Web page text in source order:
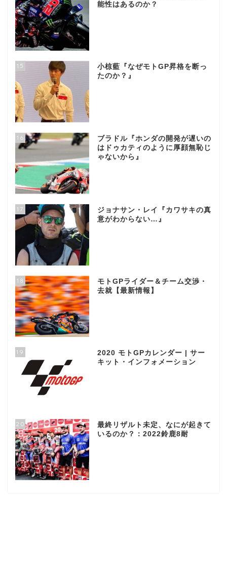
能性はあるのか？
15
小椋藍『なぜモトGP昇格を断っ
たのか？』
16
ブラドル『ホンダの開発が遅いの
はドゥカティのように厚顔無恥じ
ゃないから』
17
ジョナサン・レイ『カワサキの真
意がわからない…』
18
モトGPライダー＆チーム交渉・
去就【最新情報】
19
2020 モトGPカレンダー | サー
キット・インフォメーション
20
最終リザルト未定、なにが起きて
いるのか？：2022鈴鹿8耐